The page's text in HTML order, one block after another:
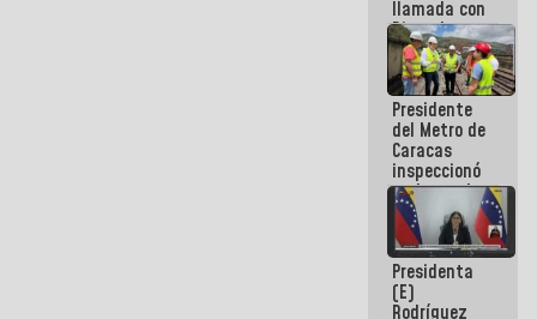
llamada con
Dinorah
Figuera y
acuerdan
primer
encuentro
presencial
para el
diálogo
Presidente
del Metro de
Caracas
inspeccionó
trabajos de
rehabilitación
y
modernización
de la vía
férrea
Presidenta
(E)
Rodríguez